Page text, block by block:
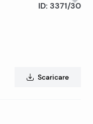
ID: 3371/30
Scaricare